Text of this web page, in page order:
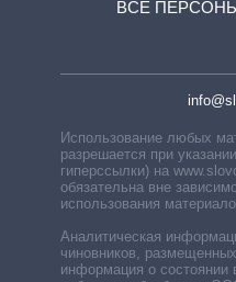
ВСЕ ПЕРСОНЫ
Использование любых
разрешается при
гиперссылки) на
обязательна вне
использования
Аналитическая
чиновников,
информация о состоянии